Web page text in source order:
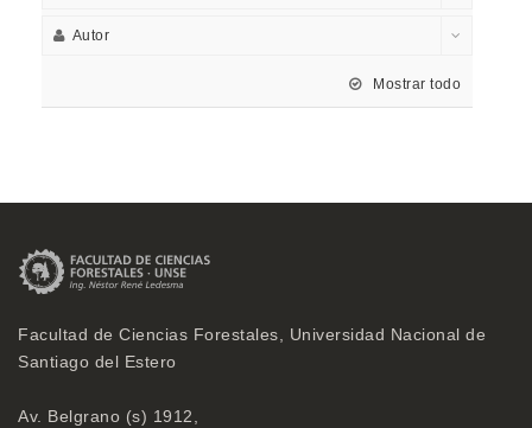
Autor
Mostrar todo
Facultad de Ciencias Forestales, Universidad Nacional de
Santiago del Estero
Av. Belgrano (s) 1912,